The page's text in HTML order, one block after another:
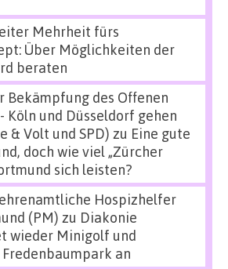
Mehrheit fürs
Über Möglichkeiten der
beraten
Bekämpfung des Offenen
Köln und Düsseldorf gehen
& Volt und SPD) zu Eine gute
doch wie viel „Zürcher
sich leisten?
Hospizhelfer
(PM) zu Diakonie
wieder Minigolf und
an